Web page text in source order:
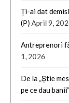
Ți-ai dat
(P) April 9,
Antreprenori
1, 2026
De la „Știe
pe ce dau